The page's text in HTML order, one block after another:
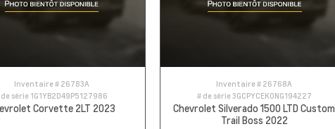
Inventaire # 26783A
de série 1G1YB2D49P5127986
Corvette 2LT 2023
Inventaire # 26768A
# de série3GCPYCEK0NG194227
Chevrolet Silverado 1500 LTD Custom
Trail Boss 2022